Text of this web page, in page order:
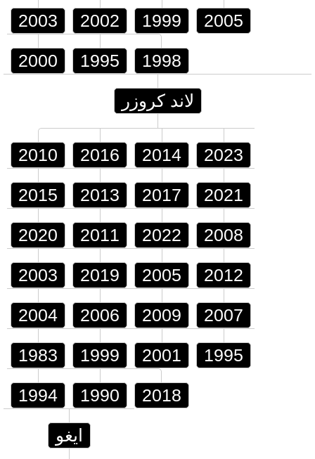
2003 2002 1999 2005
2000 1995 1998
لاند كروزر
2010 2016 2014 2023
2015 2013 2017 2021
2020 2011 2022 2008
2003 2019 2005 2012
2004 2006 2009 2007
1983 1999 2001 1995
1994 1990 2018
ايغو